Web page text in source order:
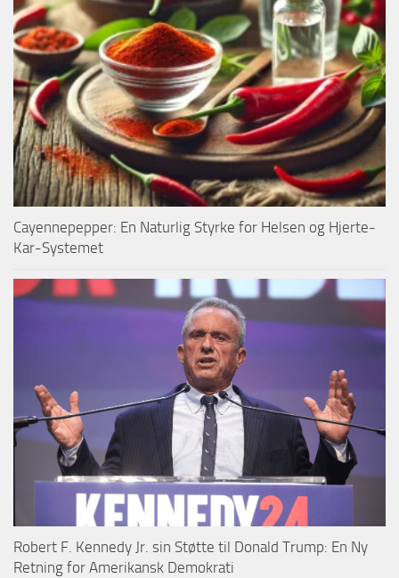
Cayennepepper: En Naturlig Styrke for Helsen og Hjerte-
Kar-Systemet
Robert F. Kennedy Jr. sin Støtte til Donald Trump: En Ny
Retning for Amerikansk Demokrati